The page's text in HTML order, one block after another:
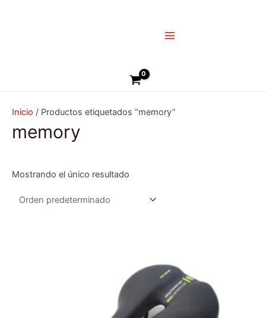
Menu
Buscar
Inicio / Productos etiquetados “memory”
memory
Mostrando el único resultado